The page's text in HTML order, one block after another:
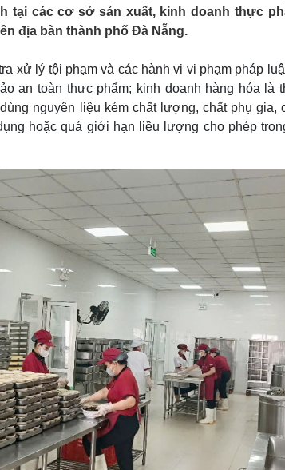
Bóng đá
Lịch thi đấu bóng đá
eSports
Hậu trường
Ô tô
Văn hóa
Sân khấu - Điện ảnh
Di sản
Giải trí
Nghệ sĩ
tại các cơ sở sản xuất, kinh doanh thực
địa bàn thành phố Đà Nẵng.
xử lý tội phạm và các hành vi vi phạm pháp
an toàn thực phẩm; kinh doanh hàng hóa là
nguyên liệu kém chất lượng, chất phụ gia,
hoặc quá giới hạn liều lượng cho phép